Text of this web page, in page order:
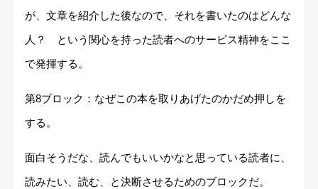
が、文章を紹介した後なので、それを書いたのはどんな
人？ という関心を持った読者へのサービス精神をここ
で発揮する。
第8ブロック：なぜこの本を取りあげたのかだめ押しを
する。
面白そうだな、読んでもいいかなと思っている読者に、
読みたい、読む、と決断させるためのブロックだ。